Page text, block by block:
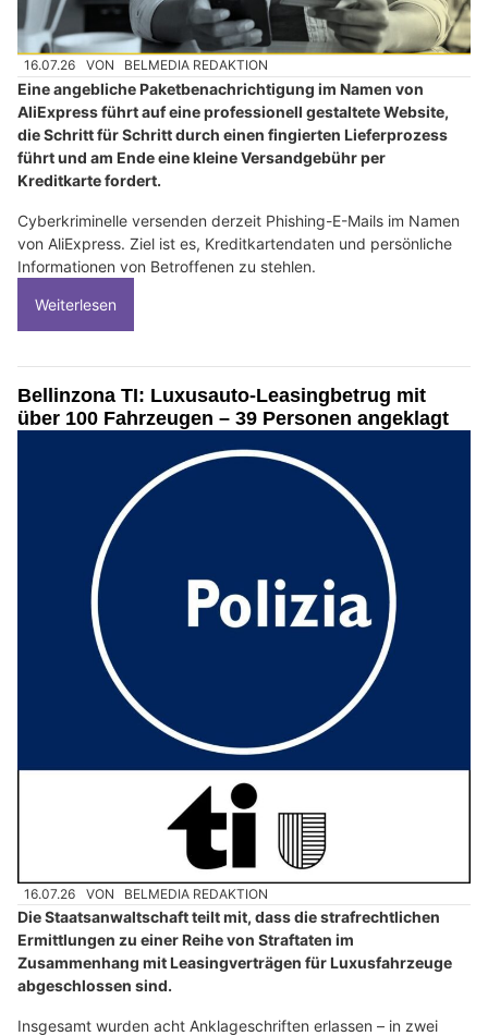
16.07.26 VON BELMEDIA REDAKTION
Eine angebliche Paketbenachrichtigung im Namen von
AliExpress führt auf eine professionell gestaltete Website,
die Schritt für Schritt durch einen fingierten Lieferprozess
führt und am Ende eine kleine Versandgebühr per
Kreditkarte fordert.
Cyberkriminelle versenden derzeit Phishing-E-Mails im Namen
von AliExpress. Ziel ist es, Kreditkartendaten und persönliche
Informationen von Betroffenen zu stehlen.
Weiterlesen
Bellinzona TI: Luxusauto-Leasingbetrug mit
über 100 Fahrzeugen – 39 Personen angeklagt
16.07.26 VON BELMEDIA REDAKTION
Die Staatsanwaltschaft teilt mit, dass die strafrechtlichen
Ermittlungen zu einer Reihe von Straftaten im
Zusammenhang mit Leasingverträgen für Luxusfahrzeuge
abgeschlossen sind.
Insgesamt wurden acht Anklageschriften erlassen – in zwei